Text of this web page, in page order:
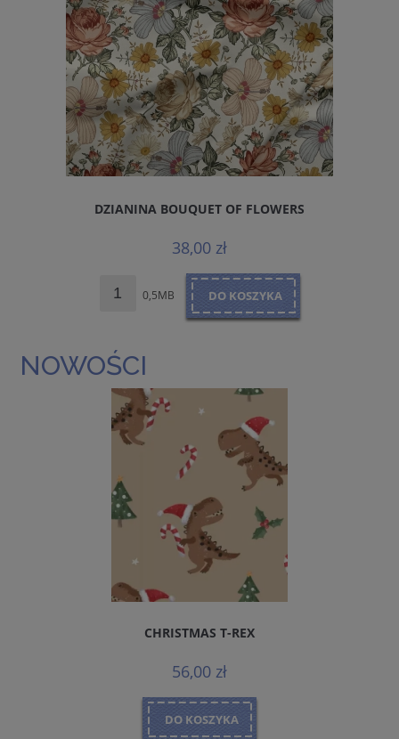
DZIANINA BOUQUET OF FLOWERS
38,00 zł
0,5MB DO KOSZYKA
NOWOŚCI
CHRISTMAS T-REX
56,00 zł
DO KOSZYKA